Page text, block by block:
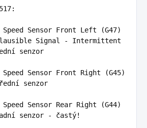
:
Speed Sensor Front Left (G47)
Signal -
Intermittent
ední senzor
Speed Sensor Front Right (G45)
řední senzor
Speed Sensor Rear Right (G44)
í senzor - častý!